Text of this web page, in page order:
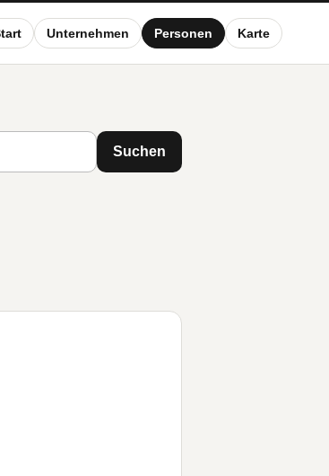
Unternehmen Personen Karte
Suchen